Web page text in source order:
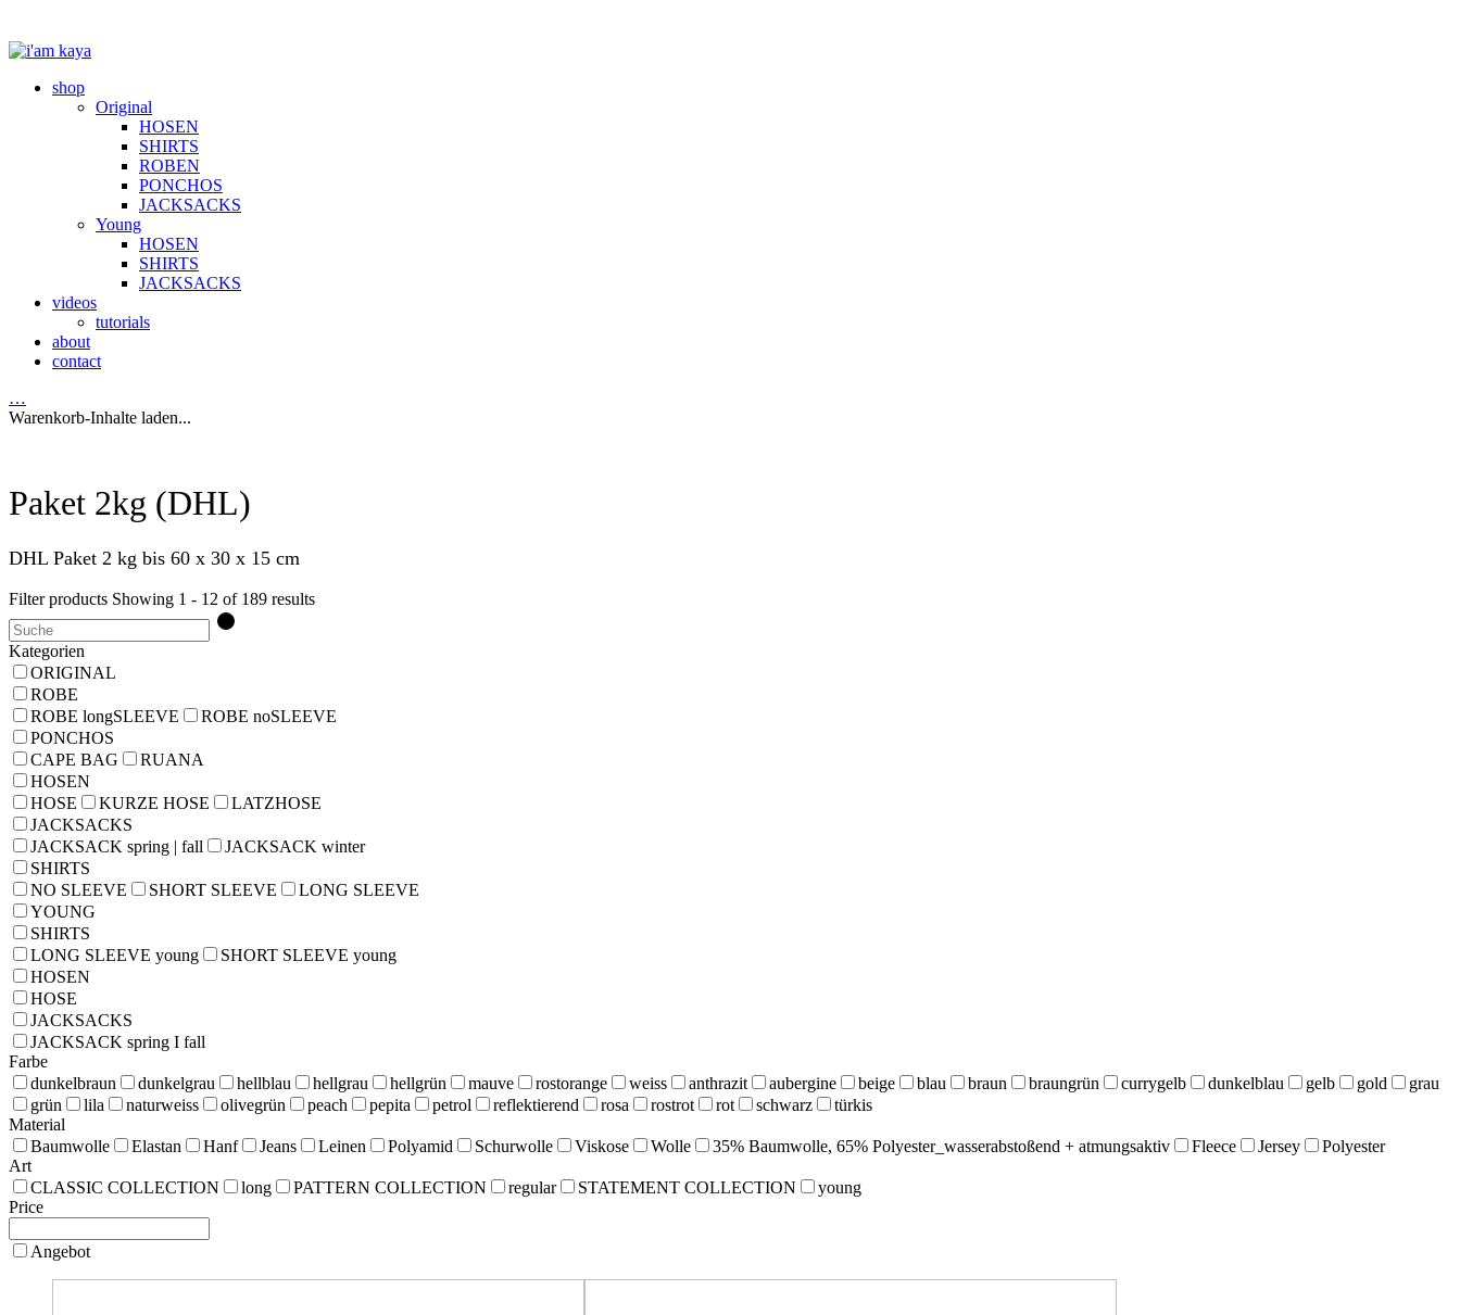
shop
Original
HOSEN
SHIRTS
ROBEN
PONCHOS
JACKSACKS
Young
HOSEN
SHIRTS
JACKSACKS
videos
tutorials
about
contact
…
Warenkorb-Inhalte laden...
Paket 2kg (DHL)
DHL Paket 2 kg bis 60 x 30 x 15 cm
Filter products Showing 1 - 12 of 189 results
Kategorien
ORIGINAL
ROBE
ROBE longSLEEVE
ROBE noSLEEVE
PONCHOS
CAPE BAG
RUANA
HOSEN
HOSE
KURZE HOSE
LATZHOSE
JACKSACKS
JACKSACK spring | fall
JACKSACK winter
SHIRTS
NO SLEEVE
SHORT SLEEVE
LONG SLEEVE
YOUNG
SHIRTS
LONG SLEEVE young
SHORT SLEEVE young
HOSEN
HOSE
JACKSACKS
JACKSACK spring I fall
Farbe
dunkelbraun
dunkelgrau hellblau hellgrau hellgrün mauve rostorange weiss anthrazit aubergine beige blau braun braungrün currygelb dunkelblau gelb gold
grau
grün
lila naturweiss olivegrün peach pepita petrol reflektierend rosa rostrot rot schwarz
türkis
Material
Baumwolle
Elastan Hanf Jeans Leinen Polyamid Schurwolle Viskose Wolle 35% Baumwolle, 65% Polyester_wasserabstoßend + atmungsaktiv Fleece Jersey
Polyester
Art
CLASSIC COLLECTION
long PATTERN COLLECTION regular STATEMENT COLLECTION
young
Price
Angebot